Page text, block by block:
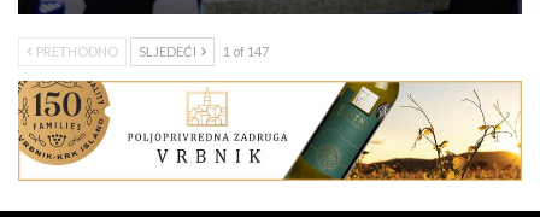
PRETHODNO SLJEDEĆI 1 of 147